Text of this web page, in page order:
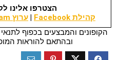
הצטרפו אלינו
קהילת Facebook
| ערוץ Telegram
הקופונים והמבצעים בכפוף
ובהתאם להוראות